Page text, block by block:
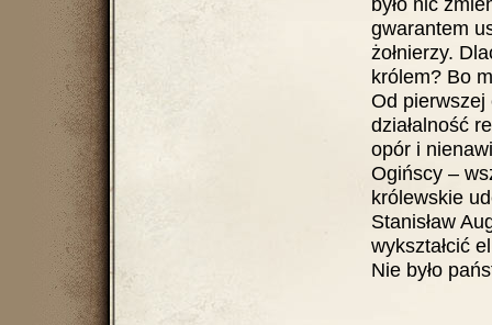
gwarantem
żołnierzy.
królem? Bo
Od pierwszej
działalność
opór i
Ogińscy –
królewskie
Stanisław
wykształcić
Nie było